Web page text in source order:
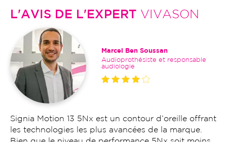
L'AVIS DE L'EXPERT VIVASON
Marcel Ben Soussan
Audioprothésiste et responsable
audiologie
Signia Motion 13 5Nx est un contour d’oreille offrant
les technologies les plus avancées de la marque.